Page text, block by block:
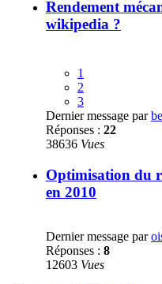
Rendement
wikipedia ?
1
2
3
Dernier message par
Réponses : 22
38636 Vues
Optimisation du
en 2010
Dernier message par
Réponses : 8
12603 Vues